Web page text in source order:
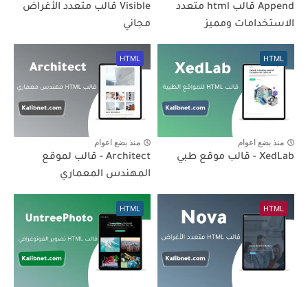
Append قالب html متعدد
الاستخدامات ومميز
Visible قالب متعدد الأغراض
مجاني
HTML
منذ بضع اعوام
XedLab - قالب موقع طبي
HTML
منذ بضع اعوام
Architect - قالب لموقع
المهندس المعماري
HTML
HTML